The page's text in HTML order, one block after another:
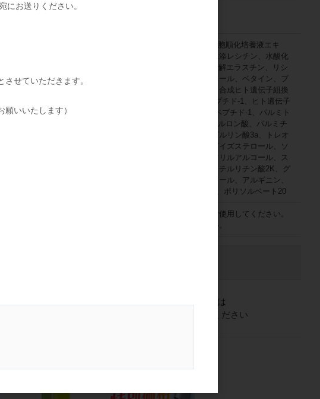
■内容量：60ml
海水、BG、メチルグルセス-10、ヒト脂肪細胞順化培養液エキ
ス、ペンチレングリコール、カルボマー、水添レシチン、水酸化
Na、水酸化K、加水分解コラーゲン、加水分解エラスチン、リシ
ン、ユビキノン、ベヘン酸、ベヘニルアルコール、ベタイン、プ
ロリン、プルラン、フェノキシエタノール、合成ヒト遺伝子組換
ポリペプチド-31、ヒト遺伝子組換オリゴペプチド-1、ヒト遺伝子
組換ポリペプチド-11、パルミトイルオリゴペブチド-1、パルミト
イルテトラペプチド-7、ピーナッツ油、ヒアルロン酸、パルミチ
ン酸レチノール、パルミチン酸アスコル、ビルリン酸3a、トレオ
ニン、トコフェノール、ツボクサエキス、ダイズステロール、ソ
ルビトール、セリン、ステアリン酸、ステアリルアルコール、ス
クワラン、ジメチコン、グルタミン酸、グリチルリチン酸2K、グ
リセリン、グリシン、エチドロン酸、エタノール、アルギニン、
アラニン、アセチルヒアルロン酸、PCA-Na、ポリソルベート20
お肌に異常が生じていないかよく注意してご使用してください。
お肌に合わない時はご使用をおやめください。
会員のみ公開
ご注文には
してください
にお送りください。
させていただきます。
いいたします）